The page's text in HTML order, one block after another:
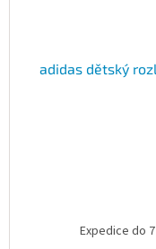
adidas dětský
Expedice do